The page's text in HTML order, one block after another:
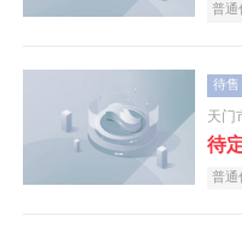
普通
待售
天门
待
普通